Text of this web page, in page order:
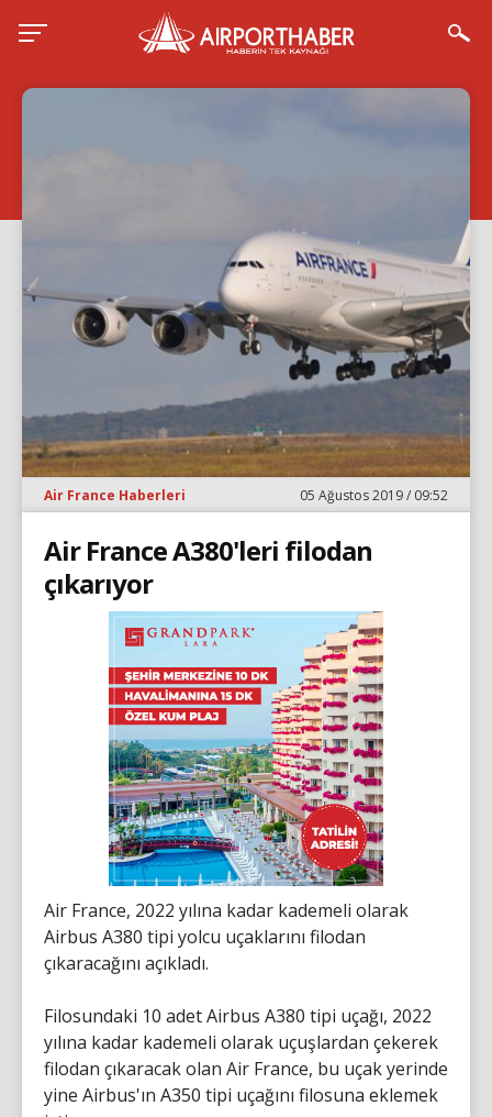
Air France Haberleri 05 Ağustos 2019 / 09:52
Air France A380'leri filodan
çıkarıyor
Air France, 2022 yılına kadar kademeli olarak
Airbus A380 tipi yolcu uçaklarını filodan
çıkaracağını açıkladı.
Filosundaki 10 adet Airbus A380 tipi uçağı, 2022
yılına kadar kademeli olarak uçuşlardan çekerek
filodan çıkaracak olan Air France, bu uçak yerinde
yine Airbus'ın A350 tipi uçağını filosuna eklemek